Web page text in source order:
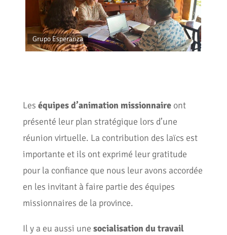
Grupo Esperanza
Les équipes d’animation missionnaireont
présenté leur plan stratégique lors d’une
réunion virtuelle. La contribution des laïcs est
importante et ils ont exprimé leur gratitude
pour la confiance que nous leur avons accordée
en les invitant à faire partie des équipes
missionnaires de la province.
Il y a eu aussi une socialisation du travail